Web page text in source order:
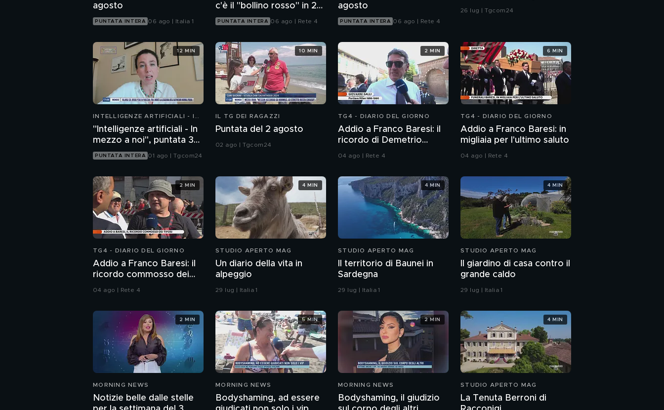
agosto
PUNTATA INTERA 06 ago | Italia 1
c'è il "bollino rosso" in 27
città
PUNTATA INTERA 06 ago | Rete 4
agosto
PUNTATA INTERA 06 ago | Rete 4
26 lug | Tgcom24
INTELLIGENZE ARTIFICIALI - IN
"Intelligenze artificiali - In
mezzo a noi", puntata 36:
chatbot emotivi e minori
PUNTATA INTERA 01 ago | Tgcom24
12 MIN
IL TG DEI RAGAZZI
Puntata del 2 agosto
02 ago | Tgcom24
10 MIN
TG4 - DIARIO DEL GIORNO
Addio a Franco Baresi: il
ricordo di Demetrio
Albertini, Clarence
04 ago | Rete 4
2 MIN
TG4 - DIARIO DEL GIORNO
Addio a Franco Baresi: in
migliaia per l'ultimo saluto
04 ago | Rete 4
6 MIN
TG4 - DIARIO DEL GIORNO
Addio a Franco Baresi: il
ricordo commosso dei
04 ago | Rete 4
2 MIN
STUDIO APERTO MAG
Un diario della vita in
alpeggio
29 lug | Italia 1
4 MIN
STUDIO APERTO MAG
Il territorio di Baunei in
Sardegna
29 lug | Italia 1
4 MIN
STUDIO APERTO MAG
Il giardino di casa contro il
grande caldo
29 lug | Italia 1
4 MIN
MORNING NEWS
Notizie belle dalle stelle
2 MIN
MORNING NEWS
Bodyshaming, ad essere
5 MIN
MORNING NEWS
Bodyshaming, il giudizio
2 MIN
STUDIO APERTO MAG
La Tenuta Berroni di
4 MIN